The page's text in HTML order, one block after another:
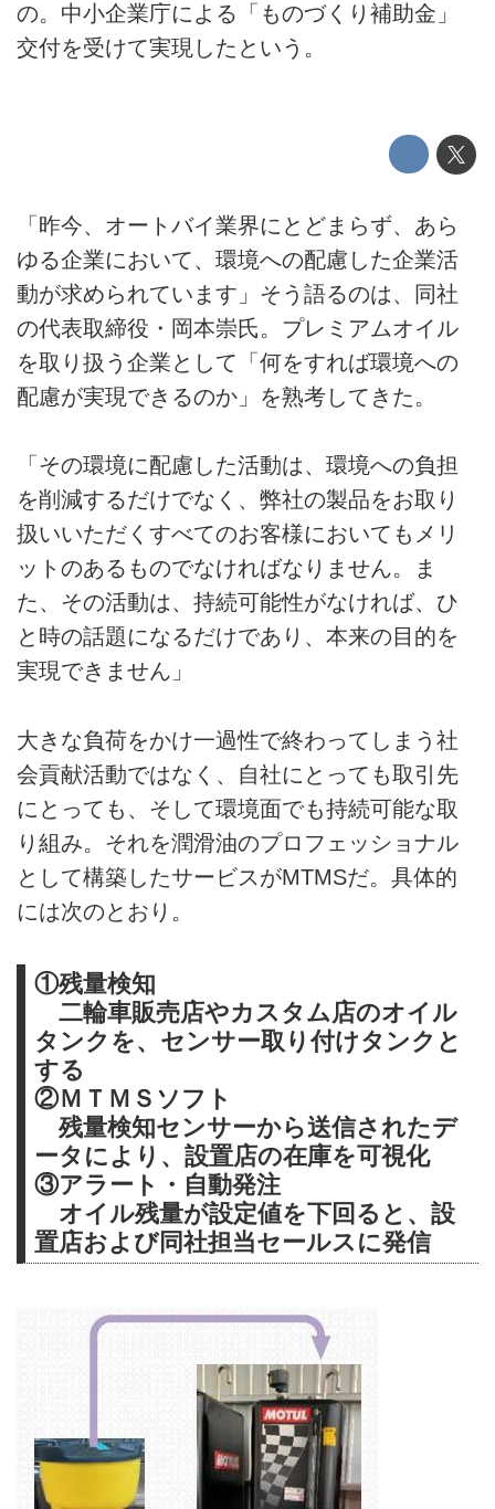
の。中小企業庁による「ものづくり補助金」
交付を受けて実現したという。
「昨今、オートバイ業界にとどまらず、あら
ゆる企業において、環境への配慮した企業活
動が求められています」そう語るのは、同社
の代表取締役・岡本崇氏。プレミアムオイル
を取り扱う企業として「何をすれば環境への
配慮が実現できるのか」を熟考してきた。
「その環境に配慮した活動は、環境への負担
を削減するだけでなく、弊社の製品をお取り
扱いいただくすべてのお客様においてもメリ
ットのあるものでなければなりません。ま
た、その活動は、持続可能性がなければ、ひ
と時の話題になるだけであり、本来の目的を
実現できません」
大きな負荷をかけ一過性で終わってしまう社
会貢献活動ではなく、自社にとっても取引先
にとっても、そして環境面でも持続可能な取
り組み。それを潤滑油のプロフェッショナル
として構築したサービスがMTMSだ。具体的
には次のとおり。
①残量検知
二輪車販売店やカスタム店のオイル
タンクを、センサー取り付けタンクと
する
②ＭＴＭＳソフト
残量検知センサーから送信されたデ
ータにより、設置店の在庫を可視化
③アラート・自動発注
オイル残量が設定値を下回ると、設
置店および同社担当セールスに発信